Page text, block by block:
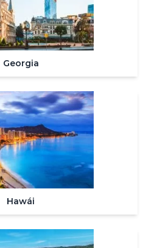
Georgia
Hawái